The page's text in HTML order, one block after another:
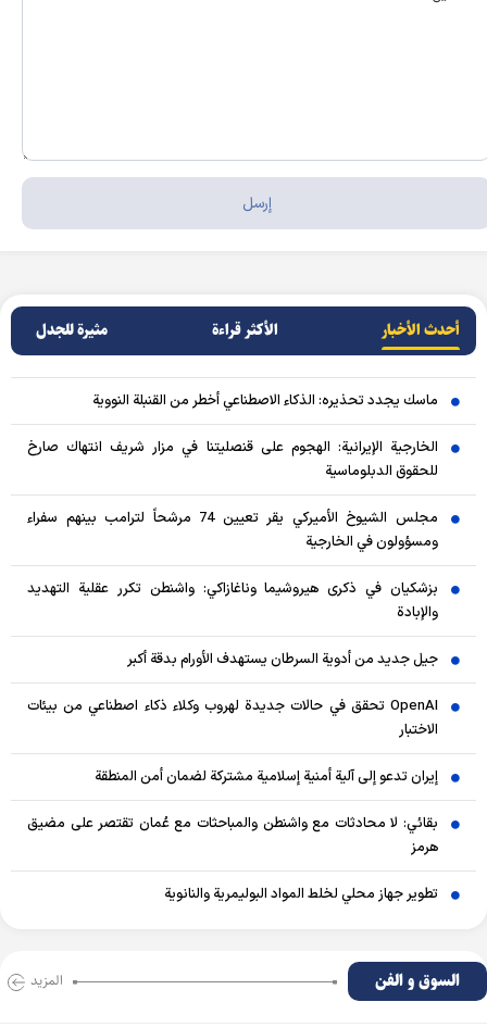
أحدث الأخبار الأکثر قراءة مثيرة للجدل
ماسك يجدد تحذيره: الذكاء الاصطناعي أخطر من القنبلة النووية
الخارجية الإيرانية: الهجوم على قنصليتنا في مزار شريف انتهاك صارخ
للحقوق الدبلوماسية
مجلس الشيوخ الأميركي يقر تعيين 74 مرشحاً لترامب بينهم سفراء
ومسؤولون في الخارجية
بزشكيان في ذكرى هيروشيما وناغازاكي: واشنطن تكرر عقلية التهديد
والإبادة
جيل جديد من أدوية السرطان يستهدف الأورام بدقة أكبر
OpenAI تحقق في حالات جديدة لهروب وكلاء ذكاء اصطناعي من بيئات
الاختبار
إيران تدعو إلى آلية أمنية إسلامية مشتركة لضمان أمن المنطقة
بقائي: لا محادثات مع واشنطن والمباحثات مع عُمان تقتصر على مضيق
هرمز
تطوير جهاز محلي لخلط المواد البوليمرية والنانوية
السوق و الفن المزید